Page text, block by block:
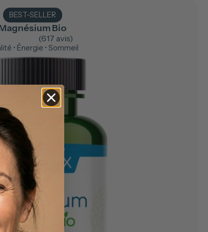
BEST-SELLER
Bio
(617 avis)
• Énergie • Sommeil